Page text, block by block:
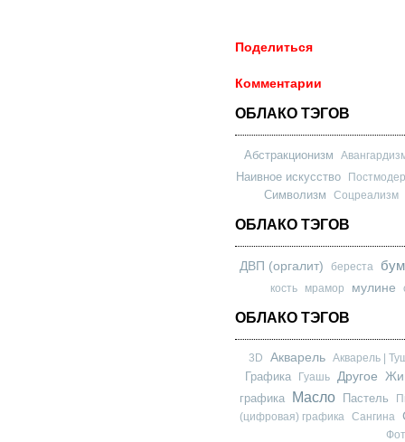
Поделиться
Комментарии
ОБЛАКО ТЭГОВ
Абстракционизм
Наивное искусство
Символизм Соцреализм
ОБЛАКО ТЭГОВ
ДВП (оргалит) береста
кость мрамор мулине
ОБЛАКО ТЭГОВ
3D Акварель Акварель |
Графика Гуашь Другое
графика
Масло Пастель
(цифровая) графика
Сангина